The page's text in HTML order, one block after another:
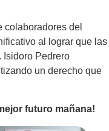
colaboradores del
al lograr que las
Isidoro Pedrero
un derecho que
futuro mañana!